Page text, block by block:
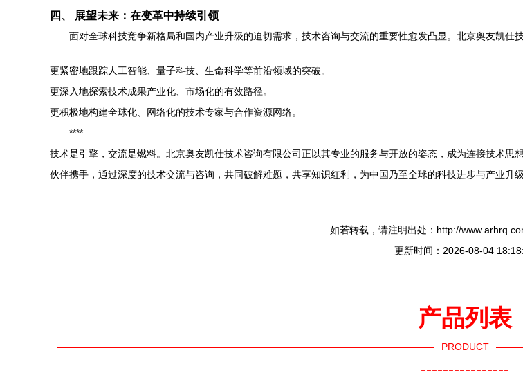
四、 展望未来：在变革中持续引领
面对全球科技竞争新格局和国内产业升级的迫切需求，技术咨询与交流的重要性愈发凸显。北京奥友凯仕
更紧密地跟踪人工智能、量子科技、生命科学等前沿领域的突破。
更深入地探索技术成果产业化、市场化的有效路径。
更积极地构建全球化、网络化的技术专家与合作资源网络。
****
技术是引擎，交流是燃料。北京奥友凯仕技术咨询有限公司正以其专业的服务与开放的姿态，成为连接技术
伙伴携手，通过深度的技术交流与咨询，共同破解难题，共享知识红利，为中国乃至全球的科技进步与产业升
如若转载，请注明出处：http://
更新时间：2026-08-04
产品列表
PRODUCT
----------------